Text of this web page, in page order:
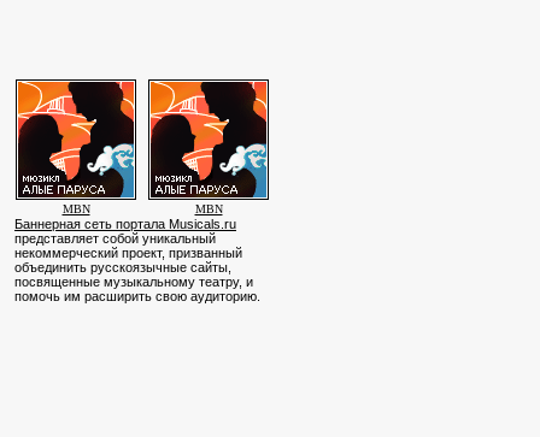
MBN MBN
Баннерная сеть портала Musicals.ru
представляет собой уникальный
некоммерческий проект, призванный
объединить русскоязычные сайты,
посвященные музыкальному театру, и
помочь им расширить свою аудиторию.